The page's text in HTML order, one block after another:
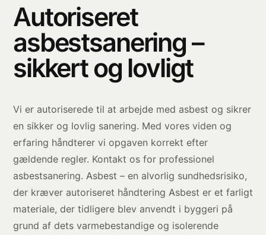
Autoriseret
asbestsanering –
sikkert og lovligt
Vi er autoriserede til at arbejde med asbest og sikrer
en sikker og lovlig sanering. Med vores viden og
erfaring håndterer vi opgaven korrekt efter
gældende regler. Kontakt os for professionel
asbestsanering. Asbest – en alvorlig sundhedsrisiko,
der kræver autoriseret håndtering Asbest er et farligt
materiale, der tidligere blev anvendt i byggeri på
grund af dets varmebestandige og isolerende